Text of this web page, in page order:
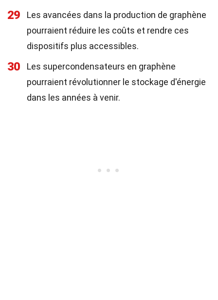
29
Les avancées dans la production de graphène
pourraient réduire les coûts et rendre ces
dispositifs plus accessibles.
30
Les supercondensateurs en graphène
pourraient révolutionner le stockage d'énergie
dans les années à venir.